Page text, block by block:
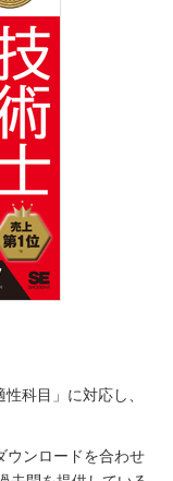
科目」に対応し、
ウンロードを合わせ